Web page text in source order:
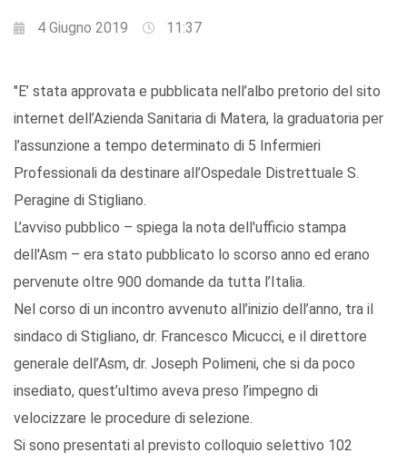
4 Giugno 2019 11:37
"E’ stata approvata e pubblicata nell’albo pretorio del sito
internet dell’Azienda Sanitaria di Matera, la graduatoria per
l’assunzione a tempo determinato di 5 Infermieri
Professionali da destinare all’Ospedale Distrettuale S.
Peragine di Stigliano.
L’avviso pubblico – spiega la nota dell'ufficio stampa
dell'Asm – era stato pubblicato lo scorso anno ed erano
pervenute oltre 900 domande da tutta l’Italia.
Nel corso di un incontro avvenuto all’inizio dell’anno, tra il
sindaco di Stigliano, dr. Francesco Micucci, e il direttore
generale dell’Asm, dr. Joseph Polimeni, che si da poco
insediato, quest’ultimo aveva preso l’impegno di
velocizzare le procedure di selezione.
Si sono presentati al previsto colloquio selettivo 102